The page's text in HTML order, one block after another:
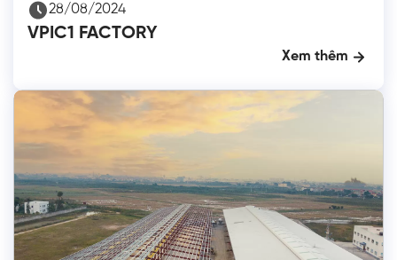
28/08/2024
VPIC1 FACTORY
Xem thêm